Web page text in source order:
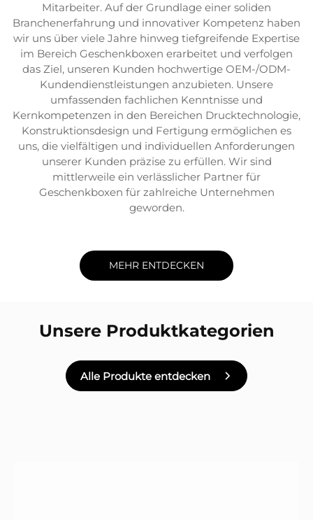
Mitarbeiter. Auf der Grundlage einer soliden
Branchenerfahrung und innovativer Kompetenz haben
wir uns über viele Jahre hinweg tiefgreifende Expertise
im Bereich Geschenkboxen erarbeitet und verfolgen
das Ziel, unseren Kunden hochwertige OEM-/ODM-
Kundendienstleistungen anzubieten. Unsere
umfassenden fachlichen Kenntnisse und
Kernkompetenzen in den Bereichen Drucktechnologie,
Konstruktionsdesign und Fertigung ermöglichen es
uns, die vielfältigen und individuellen Anforderungen
unserer Kunden präzise zu erfüllen. Wir sind
mittlerweile ein verlässlicher Partner für
Geschenkboxen für zahlreiche Unternehmen
geworden.
MEHR ENTDECKEN
Unsere Produktkategorien
Alle Produkte entdecken